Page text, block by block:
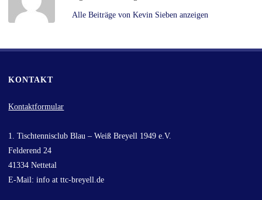
Alle Beiträge von Kevin Sieben anzeigen
KONTAKT
Kontaktformular
1. Tischtennisclub Blau – Weiß Breyell 1949 e.V.
Felderend 24
41334 Nettetal
E-Mail: info at ttc-breyell.de